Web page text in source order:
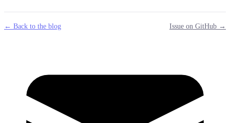
← Back to the blog Issue on GitHub →